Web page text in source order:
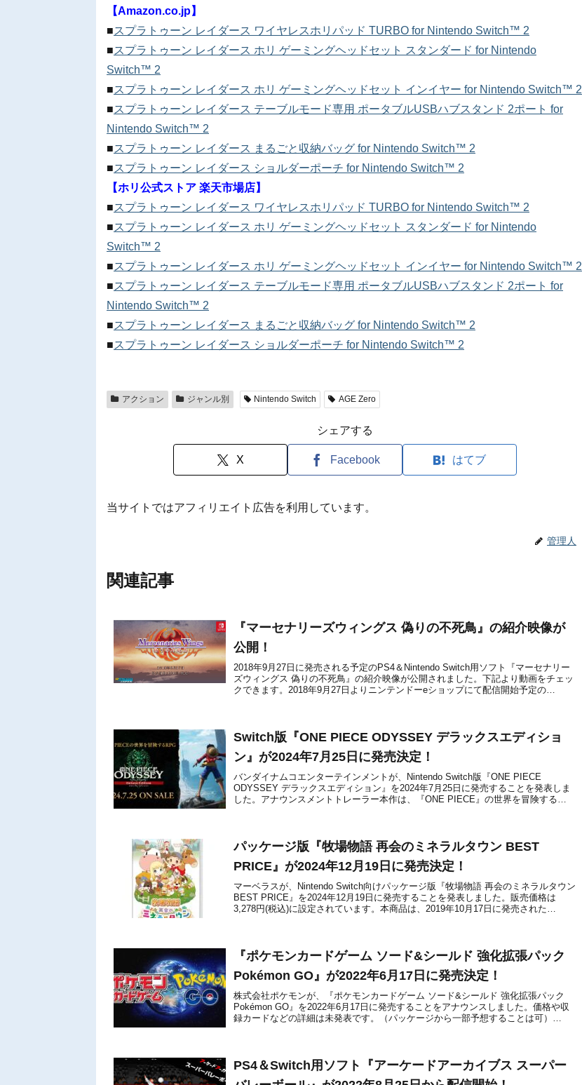
【Amazon.co.jp】
■スプラトゥーン レイダース ワイヤレスホリパッド TURBO for Nintendo Switch™ 2
■スプラトゥーン レイダース ホリ ゲーミングヘッドセット スタンダード for Nintendo
Switch™ 2
■スプラトゥーン レイダース ホリ ゲーミングヘッドセット インイヤー for Nintendo Switch™ 2
■スプラトゥーン レイダース テーブルモード専用 ポータブルUSBハブスタンド 2ポート for
Nintendo Switch™ 2
■スプラトゥーン レイダース まるごと収納バッグ for Nintendo Switch™ 2
■スプラトゥーン レイダース ショルダーポーチ for Nintendo Switch™ 2
【ホリ公式ストア 楽天市場店】
■スプラトゥーン レイダース ワイヤレスホリパッド TURBO for Nintendo Switch™ 2
■スプラトゥーン レイダース ホリ ゲーミングヘッドセット スタンダード for Nintendo
Switch™ 2
■スプラトゥーン レイダース ホリ ゲーミングヘッドセット インイヤー for Nintendo Switch™ 2
■スプラトゥーン レイダース テーブルモード専用 ポータブルUSBハブスタンド 2ポート for
Nintendo Switch™ 2
■スプラトゥーン レイダース まるごと収納バッグ for Nintendo Switch™ 2
■スプラトゥーン レイダース ショルダーポーチ for Nintendo Switch™ 2
アクション ジャンル別 Nintendo Switch AGE Zero
シェアする
X Facebook はてブ
当サイトではアフィリエイト広告を利用しています。
管理人
関連記事
『マーセナリーズウィングス 偽りの不死鳥』の紹介映像が
公開！
2018年9月27日に発売される予定のPS4＆Nintendo Switch用ソフト『マーセナリー
ズウィングス 偽りの不死鳥』の紹介映像が公開されました。下記より動画をチェッ
クできます。2018年9月27日よりニンテンドーeショップにて配信開始予定の
Switch版『ONE PIECE ODYSSEY デラックスエディショ
ン』が2024年7月25日に発売決定！
バンダイナムコエンターテインメントが、Nintendo Switch版『ONE PIECE
ODYSSEY デラックスエディション』を2024年7月25日に発売することを発表しま
した。アナウンスメントトレーラー本作は、『ONE PIECE』の世界を冒険する
パッケージ版『牧場物語 再会のミネラルタウン BEST
PRICE』が2024年12月19日に発売決定！
マーベラスが、Nintendo Switch向けパッケージ版『牧場物語 再会のミネラルタウン
BEST PRICE』を2024年12月19日に発売することを発表しました。販売価格は
3,278円(税込)に設定されています。本商品は、2019年10月17日に発売された
『ポケモンカードゲーム ソード&シールド 強化拡張パック
Pokémon GO』が2022年6月17日に発売決定！
株式会社ポケモンが、『ポケモンカードゲーム ソード&シールド 強化拡張パック
Pokémon GO』を2022年6月17日に発売することをアナウンスしました。価格や収
録カードなどの詳細は未発表です。（パッケージから一部予想することは可）
PS4＆Switch用ソフト『アーケードアーカイブス スーパー